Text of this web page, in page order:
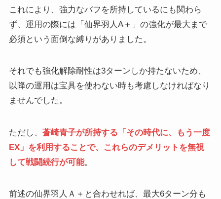
これにより、強力なバフを所持しているにも関わら
ず、運用の際には「仙界羽人A＋」の強化が最大まで
必須という面倒な縛りがありました。
それでも強化解除耐性は3ターンしか持たないため、
以降の運用は宝具を使わない時も考慮しなければなり
ませんでした。
ただし、 蒼崎青子が所持する「その時代に、もう一度
EX」を利用することで、これらのデメリットを無視
して戦闘続行が可能。
前述の仙界羽人Ａ＋と合わせれば、最大6ターン分も